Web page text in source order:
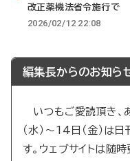
改正薬機法省令施行で
2026/02/12 22:08
編集長からのお知ら
いつもご愛読頂き、
（水）～14日（金）は
す。ウェブサイトは随時